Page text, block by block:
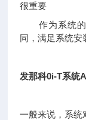
很重要
作为系统的
同，满足系统安
发那科0i-T系统
一般来说，系统